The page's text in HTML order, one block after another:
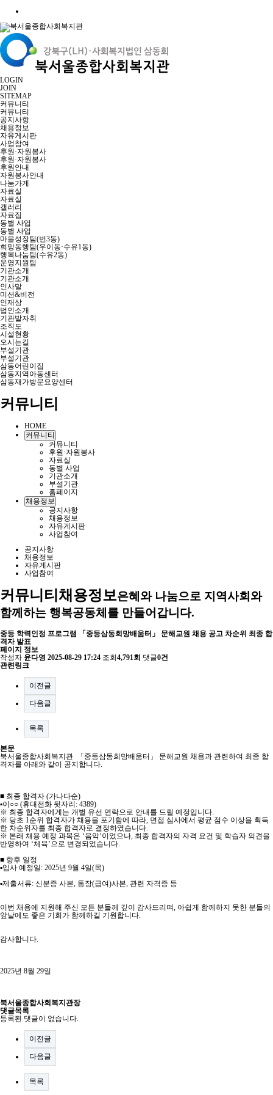
LOGIN
JOIN
SITEMAP
커뮤니티
커뮤니티
공지사항
채용정보
자유게시판
사업참여
후원·자원봉사
후원·자원봉사
후원안내
자원봉사안내
나눔가게
자료실
자료실
갤러리
자료집
동별 사업
동별 사업
마을성장팀(번3동)
희망동행팀(우이동·수유1동)
행복나눔팀(수유2동)
운영지원팀
기관소개
기관소개
인사말
미션&비전
인재상
법인소개
기관발자취
조직도
시설현황
오시는길
부설기관
부설기관
삼동어린이집
삼동지역아동센터
삼동재가방문요양센터
커뮤니티
HOME
커뮤니티
커뮤니티
후원·자원봉사
자료실
동별 사업
기관소개
부설기관
홈페이지
채용정보
공지사항
채용정보
자유게시판
사업참여
공지사항
채용정보
자유게시판
사업참여
커뮤니티 채용정보은혜와 나눔으로 지역사회와
함께하는 행복공동체를 만들어갑니다.
중등 학력인정 프로그램 「중등삼동희망배움터」 문해교원 채용 공고 차순위 최종 합
격자 발표
페이지 정보
작성자 윤다영 2025-08-29 17:24 조회 4,791회 댓글0건
관련링크
이전글
다음글
목록
본문
북서울종합사회복지관 「중등삼동희망배움터」 문해교원 채용과 관련하여 최종 합
격자를 아래와 같이 공지합니다.
■ 최종 합격자 (가나다순)
▪이○○ (휴대전화 뒷자리: 4389)
※ 최종 합격자에게는 개별 유선 연락으로 안내를 드릴 예정입니다.
※ 당초 1순위 합격자가 채용을 포기함에 따라, 면접 심사에서 평균 점수 이상을 획득
한 차순위자를 최종 합격자로 결정하였습니다.
※ 본래 채용 예정 과목은 ‘음악’이었으나, 최종 합격자의 자격 요건 및 학습자 의견을
반영하여 ‘체육’으로 변경되었습니다.
■ 향후 일정
▪입사 예정일: 2025년 9월 4일(목)
▪제출서류: 신분증 사본, 통장(급여)사본, 관련 자격증 등
이번 채용에 지원해 주신 모든 분들께 깊이 감사드리며, 아쉽게 함께하지 못한 분들의
앞날에도 좋은 기회가 함께하길 기원합니다.
감사합니다.
2025년 8월 29일
북서울종합사회복지관장
댓글목록
등록된 댓글이 없습니다.
이전글
다음글
목록